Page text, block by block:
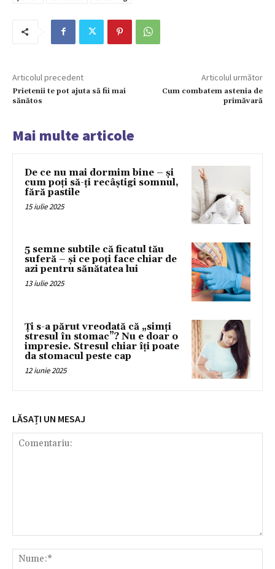
Articolul precedent
Prietenii te pot ajuta să fii mai
sănătos
Articolul următor
Cum combatem astenia de
primăvară
Mai multe articole
De ce nu mai dormim bine – și
cum poți să-ți recâștigi somnul,
fără pastile
15 iulie 2025
5 semne subtile că ficatul tău
suferă – și ce poți face chiar de
azi pentru sănătatea lui
13 iulie 2025
Ți s-a părut vreodată că „simți
stresul în stomac”? Nu e doar o
impresie. Stresul chiar îți poate
da stomacul peste cap
12 iunie 2025
LĂSAȚI UN MESAJ